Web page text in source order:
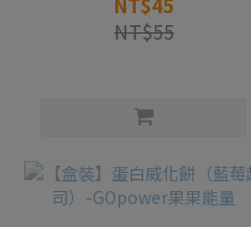
NT$55